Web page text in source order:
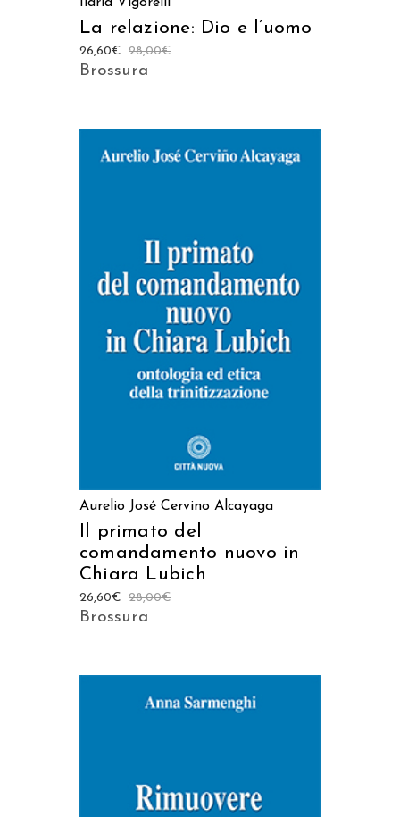
La relazione: Dio e l’uomo
28,00€
26,60€
Brossura
AGGIUNGI AL CARRELLO
Aurelio José Cervino Alcayaga
Il primato del
comandamento nuovo in
Chiara Lubich
28,00€
26,60€
Brossura